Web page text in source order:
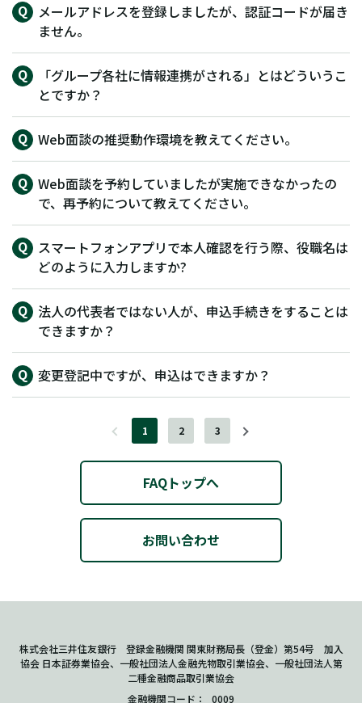
メールアドレスを登録しましたが、認証コードが届き
ません。
「グループ各社に情報連携がされる」とはどういうこ
とですか？
Web面談の推奨動作環境を教えてください。
Web面談を予約していましたが実施できなかったの
で、再予約について教えてください。
スマートフォンアプリで本人確認を行う際、役職名は
どのように入力しますか?
法人の代表者ではない人が、申込手続きをすることは
できますか？
変更登記中ですが、申込はできますか？
1 2 3
FAQトップへ
お問い合わせ
株式会社三井住友銀行 登録金融機関 関東財務局長（登金）第54号 加入
協会 日本証券業協会、一般社団法人金融先物取引業協会、一般社団法人第
二種金融商品取引業協会
金融機関コード
0009